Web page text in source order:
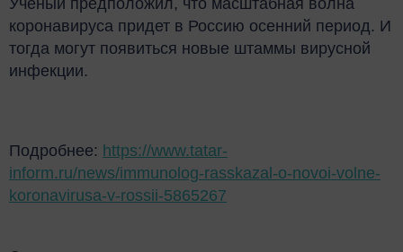
Ученый предположил, что масштабная волна
коронавируса придет в Россию осенний период. И
тогда могут появиться новые штаммы вирусной
инфекции.
Подробнее: https://www.tatar-
inform.ru/news/immunolog-rasskazal-o-novoi-volne-
koronavirusa-v-rossii-5865267